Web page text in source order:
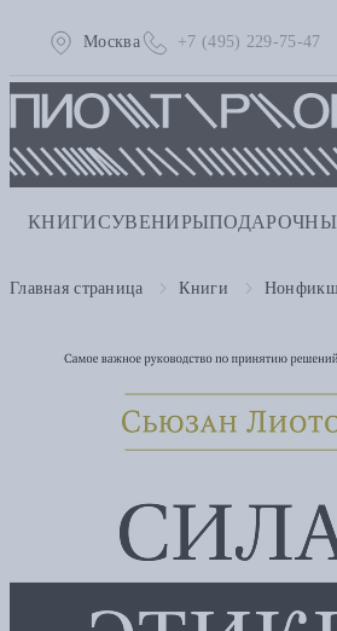
Москва +7 (495) 229-75-47
КНИГИСУВЕНИРЫ
Главная страница Книги